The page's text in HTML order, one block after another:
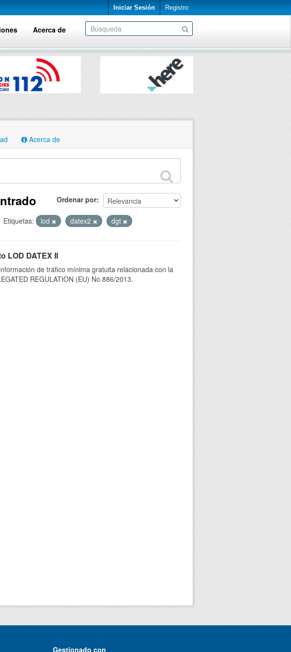
Iniciar Sesión Registro
Acerca de
Acerca de
Ordenar por
Etiquetas: lod datex2 dgt
LOD DATEX II
de tráfico mínima gratuita relacionada con la
REGULATION (EU) No 886/2013.
Gestionado con